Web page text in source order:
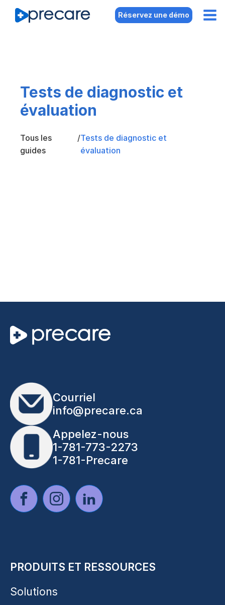
Réservez une démo
Tests de diagnostic et
évaluation
Tous les
guides
/Tests de diagnostic et
évaluation
Courriel
info@precare.ca
Appelez-nous
1-781-773-2273
1-781-Precare
PRODUITS ET RESSOURCES
Solutions